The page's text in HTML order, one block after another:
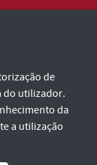
de
do utilizador.
da
a utilização